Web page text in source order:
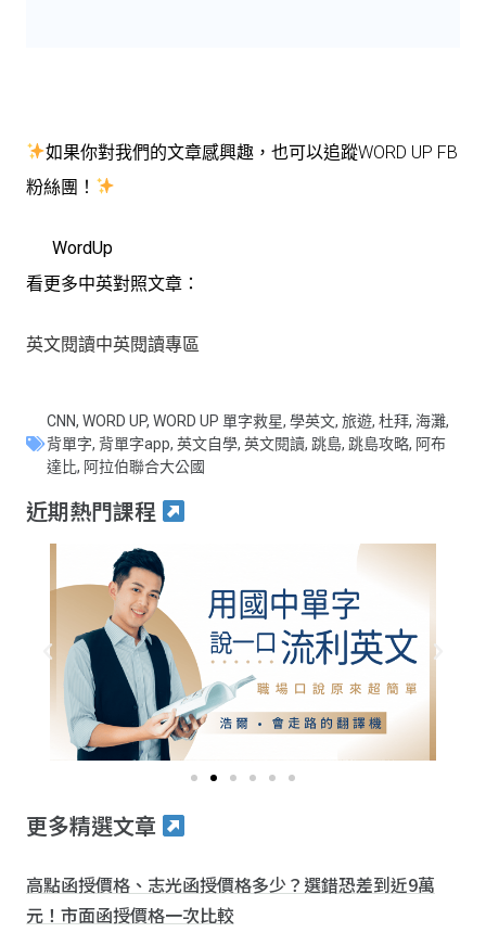
如果你對我們的文章感興趣，也可以追蹤WORD UP FB
粉絲團！
WordUp
看更多中英對照文章：
英文閱讀中英閱讀專區
CNN, WORD UP, WORD UP 單字救星, 學英文, 旅遊, 杜拜, 海灘,
背單字, 背單字app, 英文自學, 英文閱讀, 跳島, 跳島攻略, 阿布
達比, 阿拉伯聯合大公國
近期熱門課程
更多精選文章
高點函授價格、志光函授價格多少？選錯恐差到近9萬
元！市面函授價格一次比較